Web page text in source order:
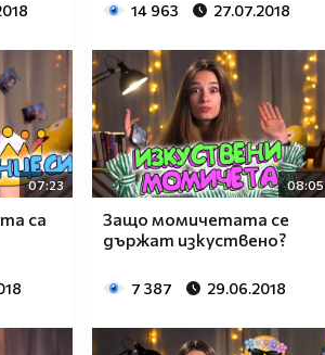
14 963 27.07.2018
07:23
са
08:05
Защо момичетата се
държат изкуствено?
7 387 29.06.2018